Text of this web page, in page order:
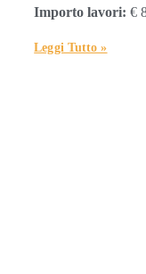
Importo lavori:€
Leggi Tutto »